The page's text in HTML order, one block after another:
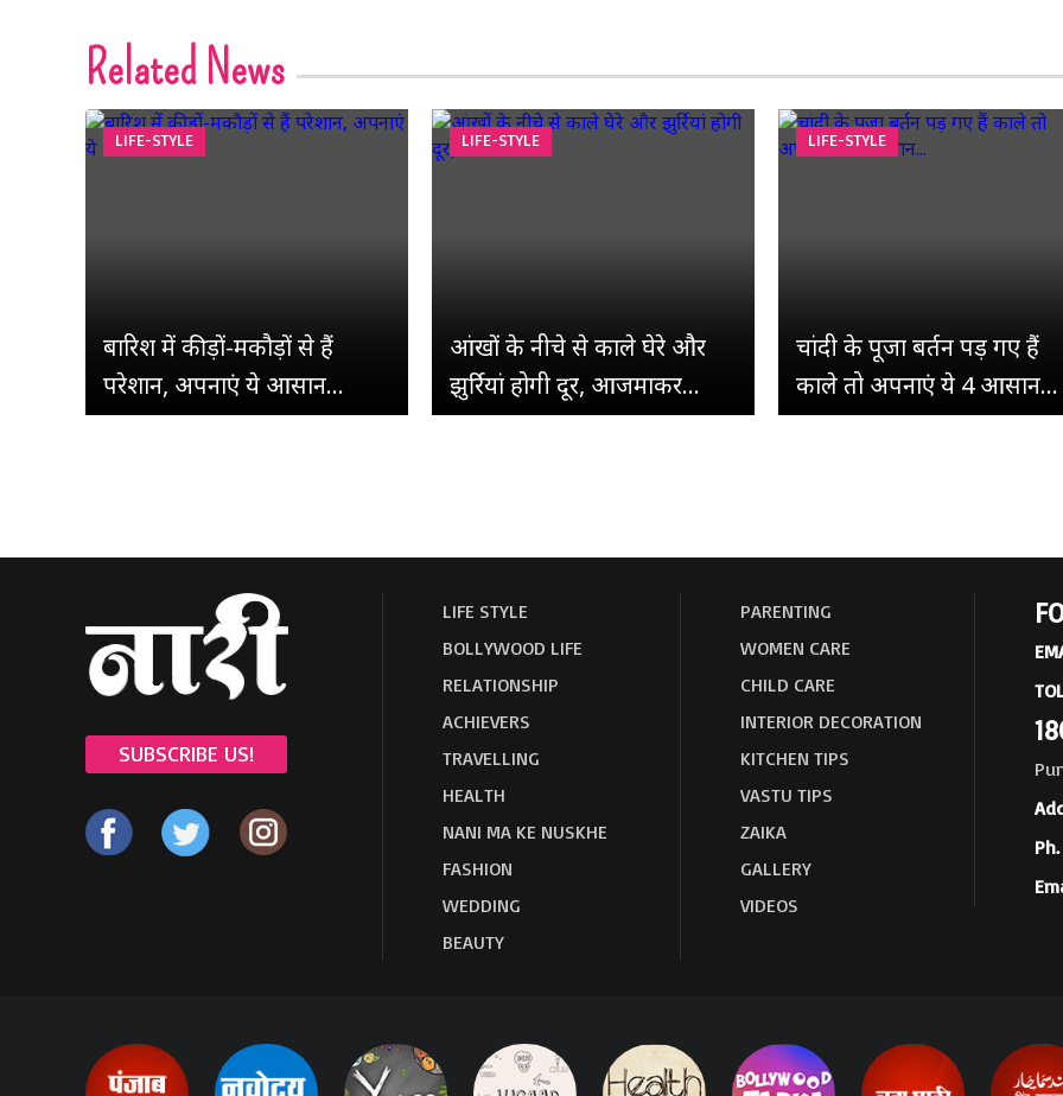
Related News
LIFE-STYLE
बारिश में कीड़ों-मकौड़ों से हैं
परेशान, अपनाएं ये आसान...
LIFE-STYLE
आंखों के नीचे से काले घेरे और
झुर्रियां होगी दूर, आजमाकर...
LIFE-STYLE
चांदी के पूजा बर्तन पड़ गए हैं
काले तो अपनाएं ये 4 आसान...
SUBSCRIBE US!
LIFE STYLE
BOLLYWOOD LIFE
RELATIONSHIP
ACHIEVERS
TRAVELLING
HEALTH
NANI MA KE NUSKHE
FASHION
WEDDING
BEAUTY
PARENTING
WOMEN CARE
CHILD CARE
INTERIOR DECORATION
KITCHEN TIPS
VASTU TIPS
ZAIKA
GALLERY
VIDEOS
Ph.